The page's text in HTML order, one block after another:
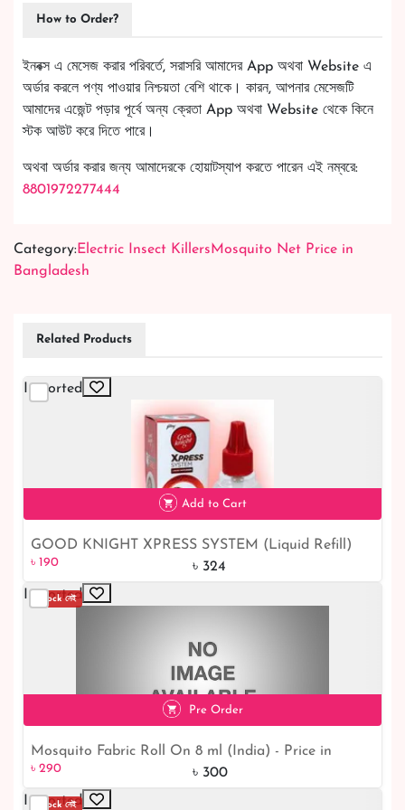
How to Order?
ইনবক্স এ মেসেজ করার পরিবর্তে, সরাসরি আমাদের App অথবা Website এ
অর্ডার করলে পণ্য পাওয়ার নিশ্চয়তা বেশি থাকে। কারন, আপনার মেসেজটি
আমাদের এজেন্ট পড়ার পূর্বে অন্য ক্রেতা App অথবা Website থেকে কিনে
স্টক আউট করে দিতে পারে।
অথবা অর্ডার করার জন্য আমাদেরকে হোয়াটস্যাপ করতে পারেন এই নম্বরে:
8801972277444
Category:Electric Insect Killers Mosquito Net Price in
Bangladesh
Related Products
Imported
৳ 190 41% off
Add to Cart
GOOD KNIGHT XPRESS SYSTEM (Liquid Refill)
৳ 190
৳ 324
Imported
Stock নেই
৳ 290
Pre Order
Mosquito Fabric Roll On 8 ml (India) - Price in
Bangladesh
৳ 290
৳ 300
Imported
Stock নেই